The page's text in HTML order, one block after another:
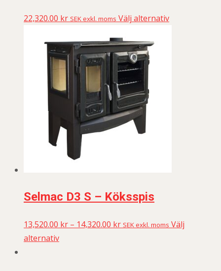
22,320.00 kr SEK exkl. moms Välj alternativ
Selmac D3 S – Köksspis
13,520.00 kr – 14,320.00 kr SEK exkl. moms Välj
alternativ